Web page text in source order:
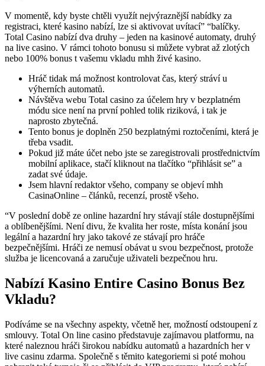
V momentě, kdy byste chtěli využít nejvýraznější nabídky za
registraci, které kasino nabízí, lze si aktivovat uvítací” “balíčky.
Total Casino nabízí dva druhy – jeden na kasinové automaty, druhý
na live casino. V rámci tohoto bonusu si můžete vybrat až zlotých
nebo 100% bonus t vašemu vkladu mhh živé kasino.
Hráč tidak má možnost kontrolovat čas, který stráví u
výherních automatů.
Návštěva webu Total casino za účelem hry v bezplatném
módu sice není na první pohled tolik riziková, i tak je
naprosto zbytečná.
Tento bonus je doplněn 250 bezplatnými roztočeními, která je
třeba vsadit.
Pokud již máte účet nebo jste se zaregistrovali prostřednictvím
mobilní aplikace, stačí kliknout na tlačítko “přihlásit se” a
zadat své údaje.
Jsem hlavní redaktor všeho, company se objeví mhh
CasinaOnline – článků, recenzí, prostě všeho.
“V poslední době ze online hazardní hry stávají stále dostupnějšími
a oblíbenějšími. Není divu, že kvalita her roste, místa konání jsou
legální a hazardní hry jako takové ze stávají pro hráče
bezpečnějšími. Hráči ze nemusí obávat u svou bezpečnost, protože
služba je licencovaná a zaručuje uživateli bezpečnou hru.
Nabízí Kasino Entire Casino Bonus Bez
Vkladu?
Podíváme se na všechny aspekty, včetně her, možností odstoupení z
smlouvy. Total On line casino představuje zajímavou platformu, na
které naleznou hráči širokou nabídku automatů a hazardních her v
live casinu zdarma. Společně s těmito kategoriemi si poté mohou